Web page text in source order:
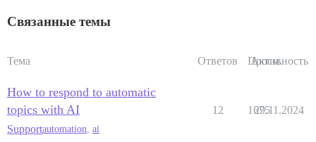
Связанные темы
Тема Ответов Просм.
Активность
How to respond to automatic
topics with AI
Supportautomation, ai
12 1675
29.11.2024